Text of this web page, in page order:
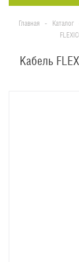
Главная - Каталог
Кабель